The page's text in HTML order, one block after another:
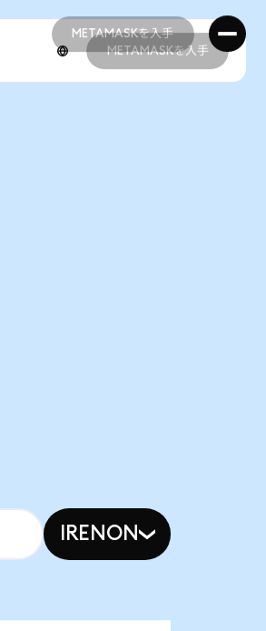
METAMASKを入手
METAMASKを入手
METAMASKを入手
IRENON